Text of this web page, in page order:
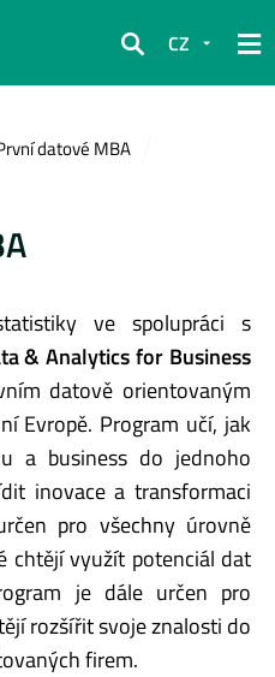
Hledat
CZ
datové MBA
ve spolupráci s
& Analytics for Business
datově orientovaným
Evropě. Program učí, jak
a business do jednoho
inovace a transformaci
pro všechny úrovně
chtějí využít potenciál dat
je dále určen pro
rozšířit svoje znalosti do
firem.